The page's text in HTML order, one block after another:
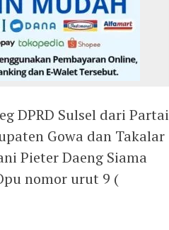
DPRD Sulsel dari Partai
Gowa dan Takalar
Pieter Daeng Siama
nomor urut 9 (